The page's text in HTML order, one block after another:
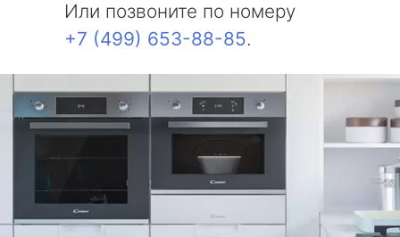
Или позвоните по номеру
+7 (499) 653-88-85.